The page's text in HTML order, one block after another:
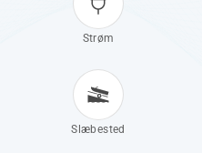
Strøm
Slæbested